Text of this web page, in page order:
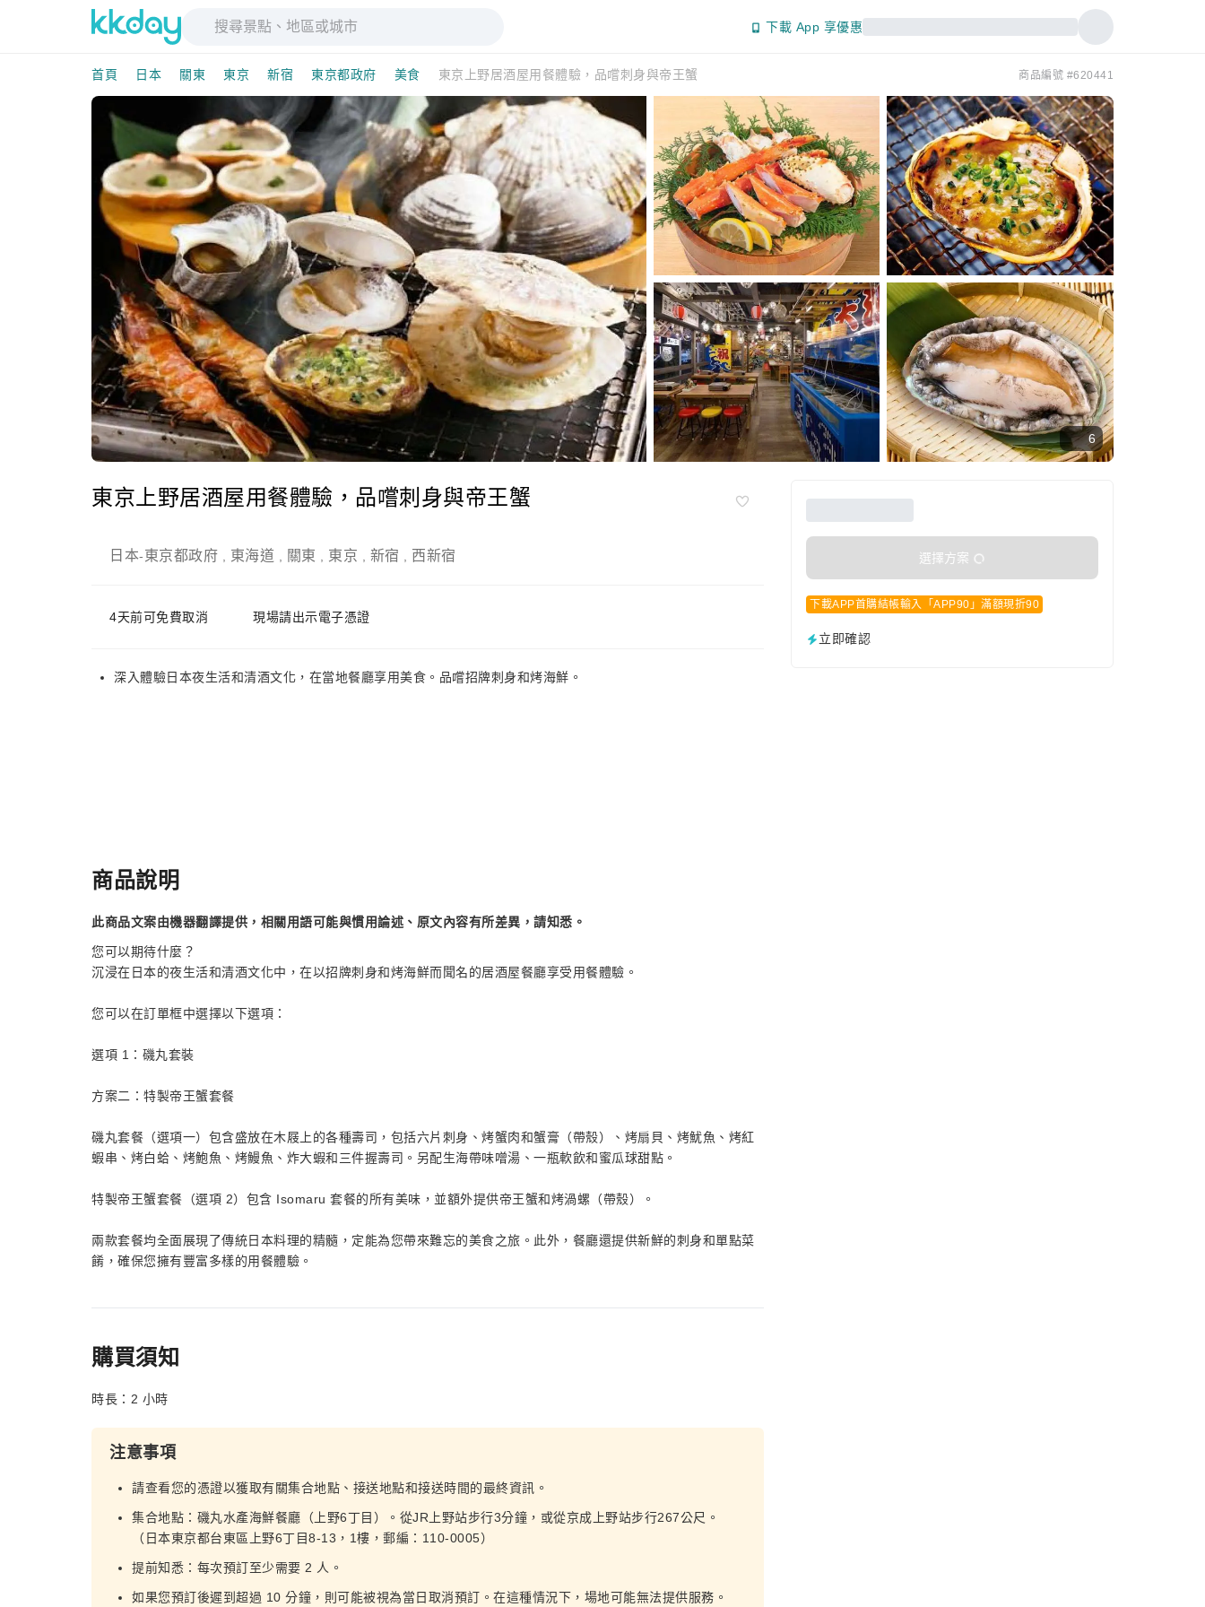
下載 App 享優惠
首頁 日本 關東 東京 新宿 東京都政府 美食 東京上野居酒屋用餐體驗，品嚐刺身與帝王蟹 商品編號 #620441
6
東京上野居酒屋用餐體驗，品嚐刺身與帝王蟹
日本-東京都政府 東海道 關東 東京 新宿 西新宿
4天前可免費取消 現場請出示電子憑證
深入體驗日本夜生活和清酒文化，在當地餐廳享用美食。品嚐招牌刺身和烤海鮮。
選擇方案
下載APP首購結帳輸入「APP90」滿額現折90
立即確認
商品說明
此商品文案由機器翻譯提供，相關用語可能與慣用論述、原文內容有所差異，請知悉。
您可以期待什麼？
沉浸在日本的夜生活和清酒文化中，在以招牌刺身和烤海鮮而聞名的居酒屋餐廳享受用餐體驗。
您可以在訂單框中選擇以下選項：
選項 1：磯丸套裝
方案二：特製帝王蟹套餐
磯丸套餐（選項一）包含盛放在木屐上的各種壽司，包括六片刺身、烤蟹肉和蟹膏（帶殼）、烤扇貝、烤魷魚、烤紅
蝦串、烤白蛤、烤鮑魚、烤鰻魚、炸大蝦和三件握壽司。另配生海帶味噌湯、一瓶軟飲和蜜瓜球甜點。
特製帝王蟹套餐（選項 2）包含 Isomaru 套餐的所有美味，並額外提供帝王蟹和烤渦螺（帶殼）。
兩款套餐均全面展現了傳統日本料理的精髓，定能為您帶來難忘的美食之旅。此外，餐廳還提供新鮮的刺身和單點菜
餚，確保您擁有豐富多樣的用餐體驗。
購買須知
時長：2 小時
注意事項
請查看您的憑證以獲取有關集合地點、接送地點和接送時間的最終資訊。
集合地點：磯丸水產海鮮餐廳（上野6丁目）。從JR上野站步行3分鐘，或從京成上野站步行267公尺。
（日本東京都台東區上野6丁目8-13，1樓，郵編：110-0005）
提前知悉：每次預訂至少需要 2 人。
如果您預訂後遲到超過 10 分鐘，則可能被視為當日取消預訂。在這種情況下，場地可能無法提供服務。